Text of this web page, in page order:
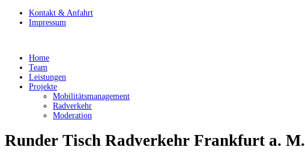
Kontakt & Anfahrt
Impressum
Home
Team
Leistungen
Projekte
Mobilitätsmanagement
Radverkehr
Moderation
Runder Tisch Radverkehr Frankfurt a. M.